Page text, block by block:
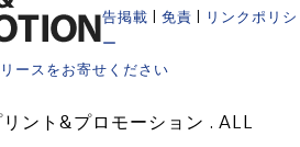
告掲載
免責
リンクポリシ
ー
ースをお寄せください
ト&プロモーション . ALL